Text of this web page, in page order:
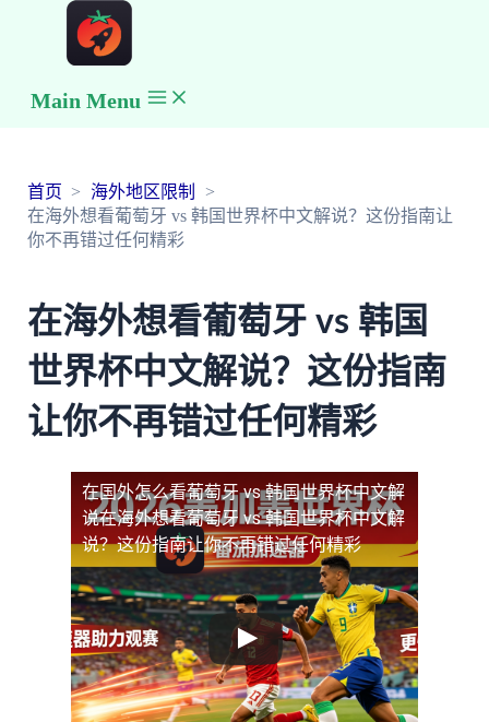
Main Menu
首页
海外地区限制
在海外想看葡萄牙 vs 韩国世界杯中文解说？这份指南让
你不再错过任何精彩
在海外想看葡萄牙 vs 韩国
世界杯中文解说？这份指南
让你不再错过任何精彩
在国外怎么看葡萄牙 vs 韩国世界杯中文解
说在海外想看葡萄牙 vs 韩国世界杯中文解
说？这份指南让你不再错过任何精彩